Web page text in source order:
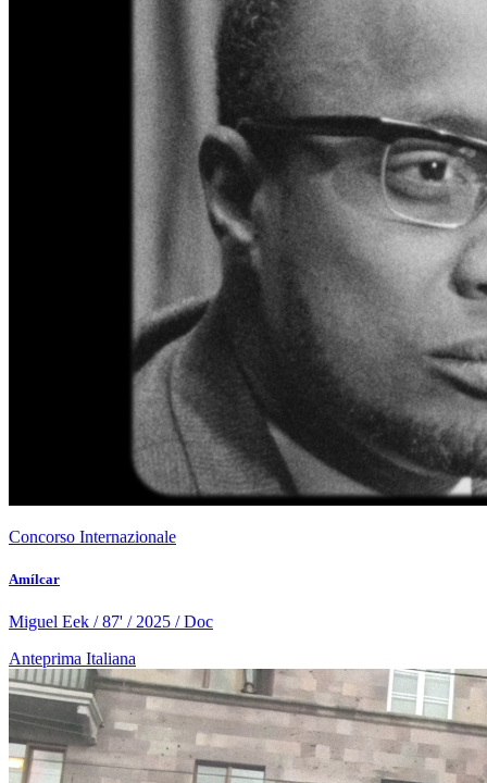
Concorso Internazionale
Amílcar
Miguel Eek / 87' / 2025 / Doc
Anteprima Italiana